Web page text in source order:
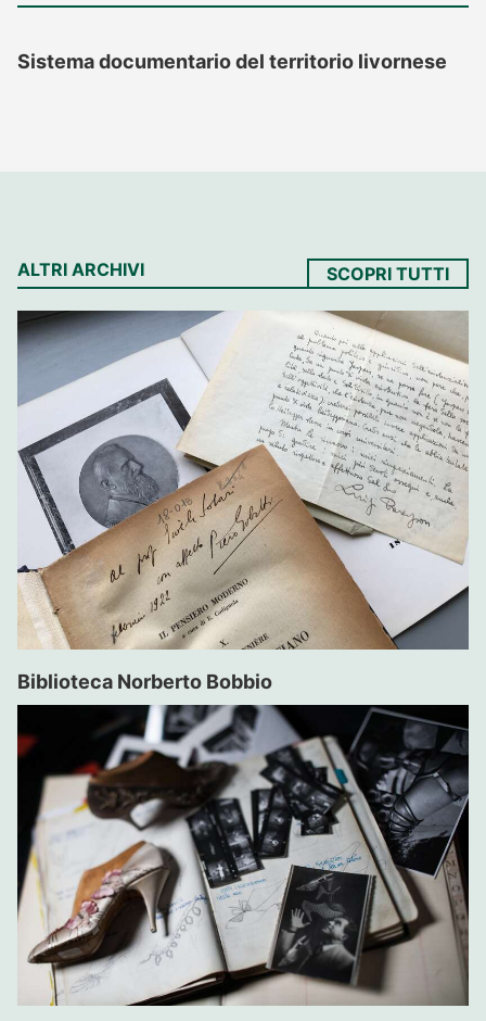
Sistema documentario del territorio livornese
ALTRI ARCHIVI SCOPRI TUTTI
Biblioteca Norberto Bobbio